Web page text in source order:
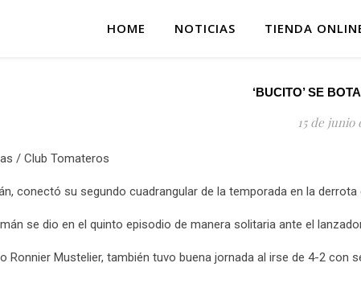
HOME NOTICIAS TIENDA
‘BUCITO’ SE
15 de junio
/ Club Tomateros
conectó su segundo cuadrangular de la temporada en la
se dio en el quinto episodio de manera solitaria ante el
Ronnier Mustelier, también tuvo buena jornada al irse de 4-2